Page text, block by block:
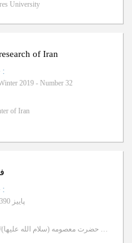
University
of Iran
:
2019 - Number 32
of Iran
:
پاییز 1390 - شماره 87
آستانه مقدس حضرت معصومه (سلام الله علیها)/ موسسه زائر